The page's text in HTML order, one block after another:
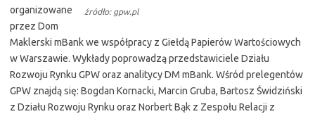
źródło: gpw.pl
organizowane
przez Dom
Maklerski mBank we współpracy z Giełdą Papierów Wartościowych
w Warszawie. Wykłady poprowadzą przedstawiciele Działu
Rozwoju Rynku GPW oraz analitycy DM mBank. Wśród prelegentów
GPW znajdą się: Bogdan Kornacki, Marcin Gruba, Bartosz Świdziński
z Działu Rozwoju Rynku oraz Norbert Bąk z Zespołu Relacji z